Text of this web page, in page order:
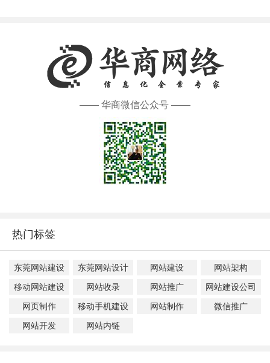
—— 华商微信公众号 ——
热门标签
东莞网站建设 东莞网站设计 网站建设
网站架构
移动网站建设
网站收录 网站推广
网站建设公司
网页制作
移动手机建设 网站制作
微信推广
网站开发
网站内链